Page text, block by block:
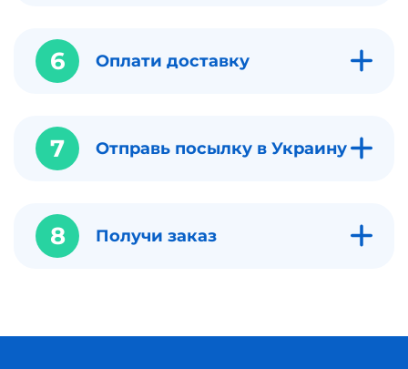
6 Оплати доставку
7 Отправь посылку в Украину
8 Получи заказ